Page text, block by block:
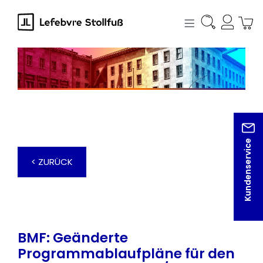
springen
Kundenservice
< ZURÜCK
BMF: Geänderte
Programmablaufpläne für den